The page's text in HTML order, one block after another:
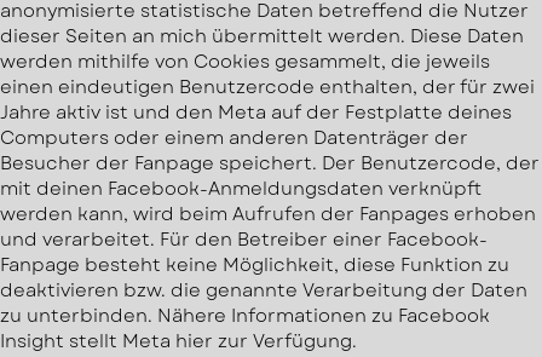
anonymisierte statistische Daten betreffend die Nutzer
dieser Seiten an mich übermittelt werden. Diese Daten
werden mithilfe von Cookies gesammelt, die jeweils
einen eindeutigen Benutzercode enthalten, der für zwei
Jahre aktiv ist und den Meta auf der Festplatte deines
Computers oder einem anderen Datenträger der
Besucher der Fanpage speichert. Der Benutzercode, der
mit deinen Facebook-Anmeldungsdaten verknüpft
werden kann, wird beim Aufrufen der Fanpages erhoben
und verarbeitet. Für den Betreiber einer Facebook-
Fanpage besteht keine Möglichkeit, diese Funktion zu
deaktivieren bzw. die genannte Verarbeitung der Daten
zu unterbinden. Nähere Informationen zu Facebook
Insight stellt Meta hier zur Verfügung.